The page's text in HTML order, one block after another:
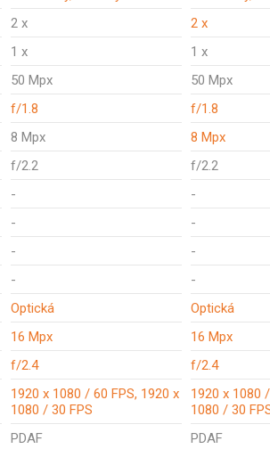
2 x 2 x
1 x 1 x
50 Mpx 50 Mpx
f/1.8 f/1.8
8 Mpx 8 Mpx
f/2.2 f/2.2
- -
- -
- -
- -
Optická Optická
16 Mpx 16 Mpx
f/2.4 f/2.4
1920 x 1080 / 60 FPS, 1920 x
1080 / 30 FPS
1920 x 1080
1080 / 30
PDAF PDAF